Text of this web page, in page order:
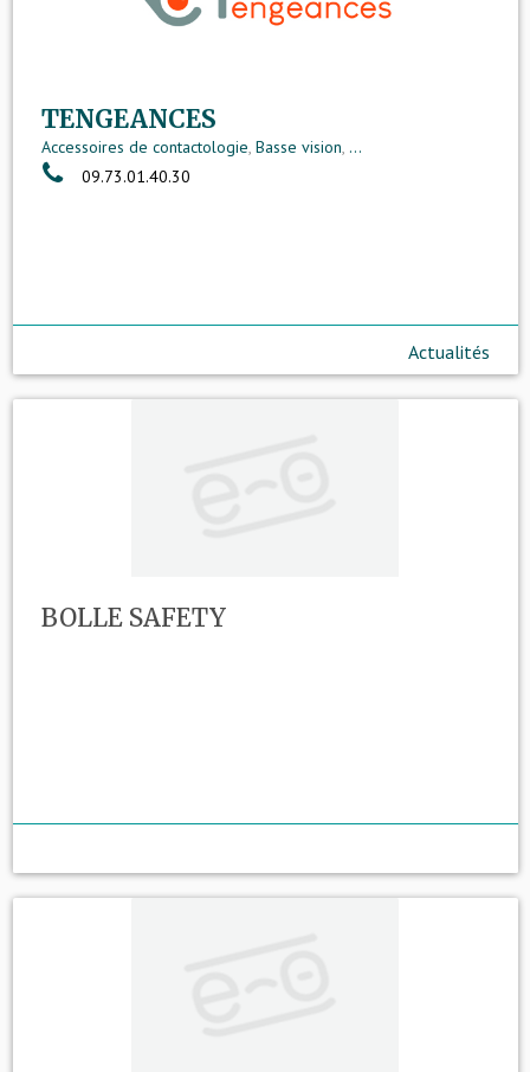
TENGEANCES
Accessoires de contactologie, Basse vision, ...
09.73.01.40.30
Actualités
BOLLE SAFETY